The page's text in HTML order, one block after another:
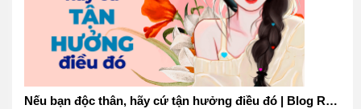
Nếu bạn độc thân, hãy cứ tận hưởng điều đó | Blog Radio 904